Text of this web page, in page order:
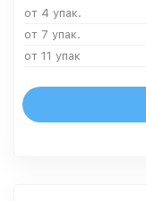
от 4 упак.
от 7 упак.
от 11 упак